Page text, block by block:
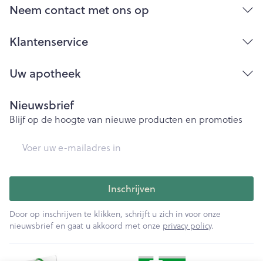
Neem contact met ons op
Klantenservice
Uw apotheek
Nieuwsbrief
Blijf op de hoogte van nieuwe producten en promoties
Inschrijven
Door op inschrijven te klikken, schrijft u zich in voor onze
nieuwsbrief en gaat u akkoord met onze privacy policy.